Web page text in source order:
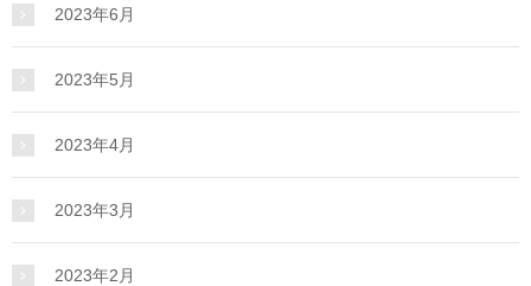
2023年6月
2023年5月
2023年4月
2023年3月
2023年2月